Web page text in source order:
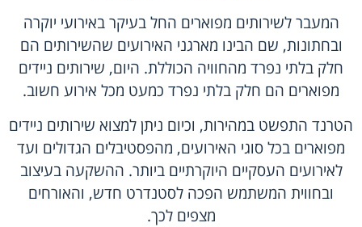
המעבר לשירותים מפוארים החל בעיקר באירועי יוקרה
ובחתונות, שם הבינו מארגני האירועים שהשירותים הם
חלק בלתי נפרד מהחוויה הכוללת. היום, שירותים ניידים
מפוארים הם חלק בלתי נפרד כמעט מכל אירוע חשוב.
הטרנד התפשט במהירות, וכיום ניתן למצוא שירותים ניידים
מפוארים בכל סוגי האירועים, מהפסטיבלים הגדולים ועד
לאירועים העסקיים היוקרתיים ביותר. ההשקעה בעיצוב
ובחווית המשתמש הפכה לסטנדרט חדש, והאורחים
מצפים לכך.